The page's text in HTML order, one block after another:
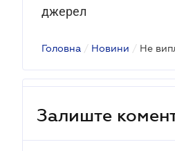
джерел
Головна / Новини / Не
Залиште